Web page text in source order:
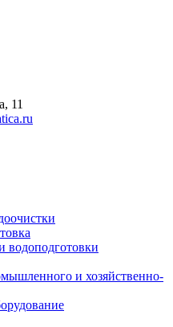
11
водоподготовки
и хозяйственно-